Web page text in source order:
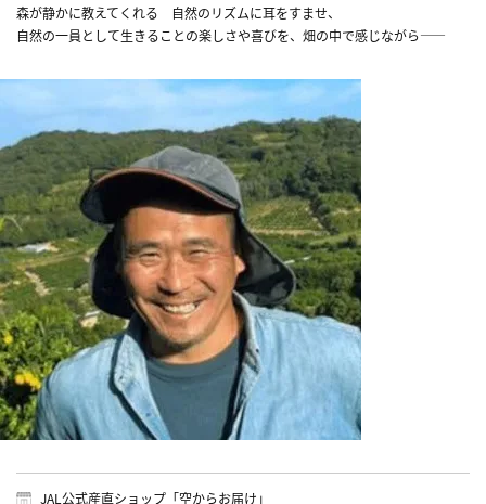
森が静かに教えてくれる 自然のリズムに耳をすませ、
自然の一員として生きることの楽しさや喜びを、畑の中で感じながら――
JAL公式産直ショップ「空からお届け」